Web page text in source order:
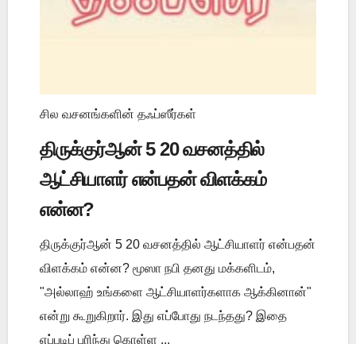
சில வசனங்களின் தஃப்ஸீர்கள்
திருக்குர்ஆன் 5 20 வசனத்தில்
ஆட்சியாளர் என்பதன் விளக்கம்
என்ன?
திருக்குர்ஆன் 5 20 வசனத்தில் ஆட்சியாளர் என்பதன்
விளக்கம் என்ன? மூஸா நபி தனது மக்களிடம்,
"அல்லாஹ் உங்களை ஆட்சியாளர்களாக ஆக்கினான்"
என்று கூறுகிறார். இது எப்போது நடந்தது? இதை
எப்படிப் புரிந்து கொள்ள ...